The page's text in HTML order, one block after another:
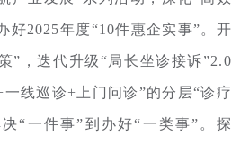
好2025年度“10件惠企实事”。开
”，迭代升级“局长坐诊接诉”2.0
线巡诊+上门问诊”的分层“诊疗
“一件事”到办好“一类事”。探